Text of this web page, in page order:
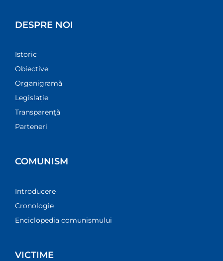
DESPRE NOI
Istoric
Obiective
Organigramă
Legislație
Transparenţă
Parteneri
COMUNISM
Introducere
Cronologie
Enciclopedia comunismului
VICTIME